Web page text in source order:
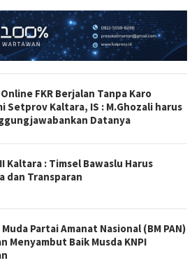
FKR Berjalan Tanpa Karo
Setprov Kaltara, IS : M.Ghozali harus
Datanya
Kaltara : Timsel Bawaslu Harus
dan Transparan
Partai Amanat Nasional (BM PAN)
Menyambut Baik Musda KNPI